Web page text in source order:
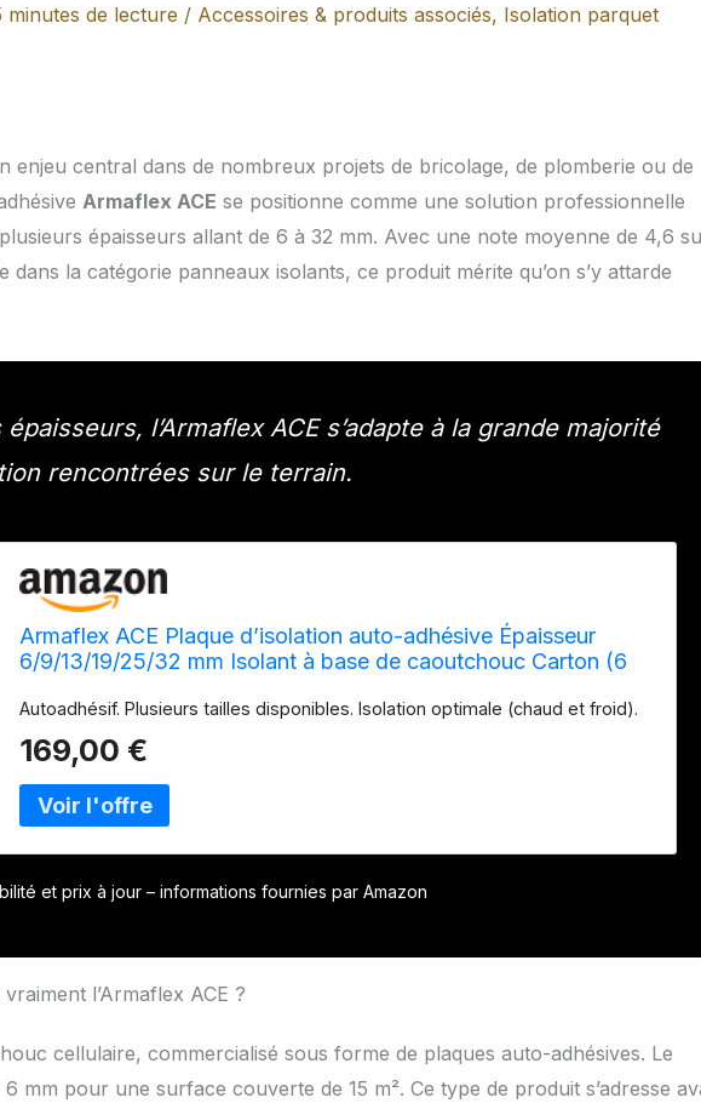
minutes de lecture / Accessoires & produits associés, Isolation parquet
enjeu central dans de nombreux projets de bricolage, de plomberie ou de
Armaflex ACE se positionne comme une solution professionnelle
épaisseurs allant de 6 à 32 mm. Avec une note moyenne de 4,6
la catégorie panneaux isolants, ce produit mérite qu’on s’y attarde
l’Armaflex ACE s’adapte à la grande majorité
rencontrées sur le terrain.
Armaflex ACE Plaque d’isolation auto-adhésive Épaisseur
6/9/13/19/25/32 mm Isolant à base de caoutchouc Carton (6
Autoadhésif. Plusieurs tailles disponibles. Isolation optimale (chaud et froid).
169,00 €
et prix à jour – informations fournies par Amazon
l’Armaflex ACE ?
cellulaire, commercialisé sous forme de plaques auto-adhésives. Le
mm pour une surface couverte de 15 m². Ce type de produit s’adresse